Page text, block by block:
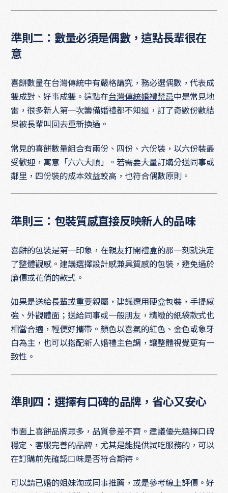
準則二：數量必須是偶數，這點長輩很在
意
喜餅數量在台灣傳統中有嚴格講究，務必選偶數，代表成
雙成對、好事成雙。這點在台灣傳統婚禮禁忌中是常見地
雷，很多新人第一次籌備婚禮都不知道，訂了奇數份數結
果被長輩叫回去重新換過。
常見的喜餅數量組合有兩份、四份、六份裝，以六份裝最
受歡迎，寓意「六六大順」。若需要大量訂購分送同事或
鄰里，四份裝的成本效益較高，也符合偶數原則。
準則三：包裝質感直接反映新人的品味
喜餅的包裝是第一印象，在親友打開禮盒的那一刻就決定
了整體觀感。建議選擇設計感兼具質感的包裝，避免過於
廉價或花俏的款式。
如果是送給長輩或重要親屬，建議選用硬盒包裝，手提感
強、外觀體面；送給同事或一般朋友，精緻的紙袋款式也
相當合適，輕便好攜帶。顏色以喜氣的紅色、金色或象牙
白為主，也可以搭配新人婚禮主色調，讓整體視覺更有一
致性。
準則四：選擇有口碑的品牌，省心又安心
市面上喜餅品牌眾多，品質參差不齊。建議優先選擇口碑
穩定、客服完善的品牌，尤其是能提供試吃服務的，可以
在訂購前先確認口味是否符合期待。
可以請已婚的姐妹淘或同事推薦，或是參考線上評價。好